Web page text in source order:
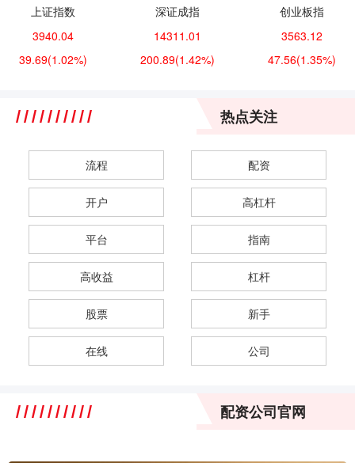
上证指数
3940.04
39.69(1.02%)
深证成指
14311.01
200.89(1.42%)
创业板指
3563.12
47.56(1.35%)
热点关注
流程 配资
开户 高杠杆
平台 指南
高收益 杠杆
股票 新手
在线 公司
配资公司官网